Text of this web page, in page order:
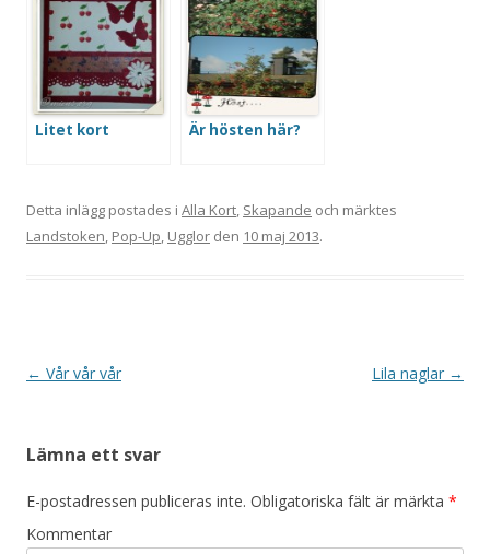
Litet kort Är hösten här?
Detta inlägg postades i Alla Kort, Skapande och märktes
Landstoken, Pop-Up, Ugglor den 10 maj 2013.
Inläggsnavigering
← Vår vår vår Lila naglar →
Lämna ett svar
E-postadressen publiceras inte. Obligatoriska fält är märkta *
Kommentar